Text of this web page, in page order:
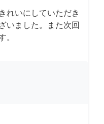
れいにしていただき
いました。また次回
。